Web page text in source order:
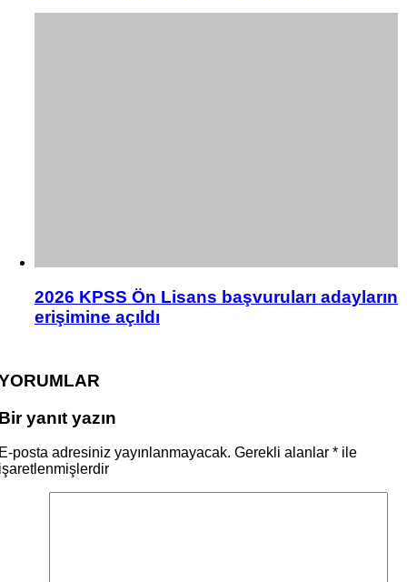
2026 KPSS Ön Lisans başvuruları adayların
erişimine açıldı
yanıt yazın
posta adresiniz yayınlanmayacak. Gerekli alanlar * ile